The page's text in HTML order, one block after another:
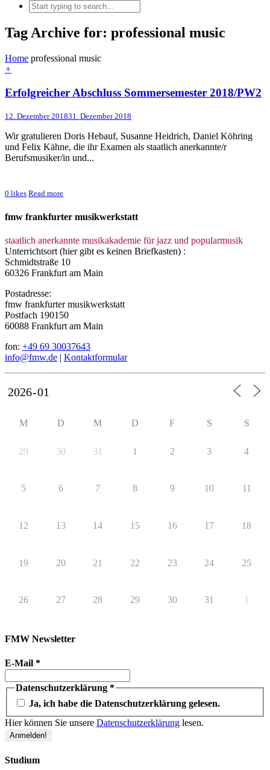
Tag Archive for: professional music
Home professional music
+
Erfolgreicher Abschluss Sommersemester 2018/PW2
12. Dezember 201831. Dezember 2018
Wir gratulieren Doris Hebauf, Susanne Heidrich, Daniel Köhring
und Felix Kähne, die ihr Examen als staatlich anerkannte/r
Berufsmusiker/in und...
0 likes Read more
fmw frankfurter musikwerkstatt
staatlich anerkannte musikakademie für jazz und popularmusik
Unterrichtsort (hier gibt es keinen Briefkasten) :
Schmidtstraße 10
60326 Frankfurt am Main
Postadresse:
fmw frankfurter musikwerkstatt
Postfach 190150
60088 Frankfurt am Main
fon: +49 69 30037643
info@fmw.de | Kontaktformular
M D M D F S S
29 30 31 1 2 3 4
5 6 7 8 9 10 11
12 13 14 15 16 17 18
19 20 21 22 23 24 25
26 27 28 29 30 31 1
FMW Newsletter
E-Mail *
Datenschutzerklärung *
Ja, ich habe die Datenschutzerklärung gelesen.
Hier können Sie unsere Datenschutzerklärung lesen.
Studium